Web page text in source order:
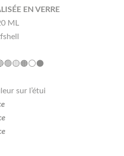
EN VERRE
ML
sur l’étui